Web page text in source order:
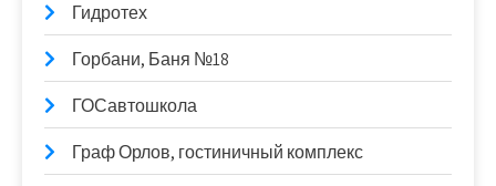
Гидротех
Горбани, Баня №18
ГОСавтошкола
Граф Орлов, гостиничный комплекс